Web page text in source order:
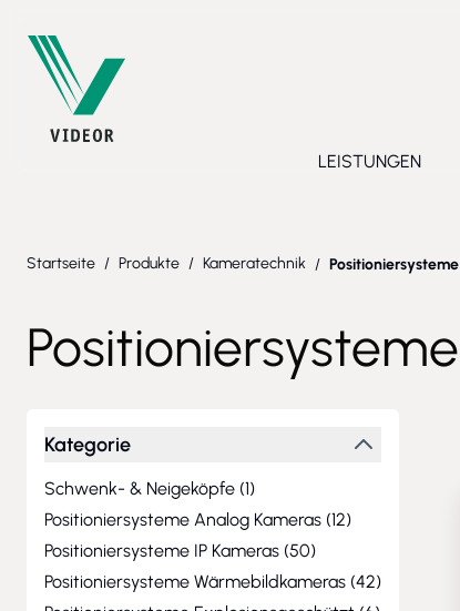
LEISTUNGEN
Startseite / Produkte / Kameratechnik / Positioniersysteme
Positioniersysteme
Kategorie
Schwenk- & Neigeköpfe (1
products available
)
Positioniersysteme Analog Kameras (12
products available
)
Positioniersysteme IP Kameras (50
products available
)
Positioniersysteme Wärmebildkameras (42
products available
)